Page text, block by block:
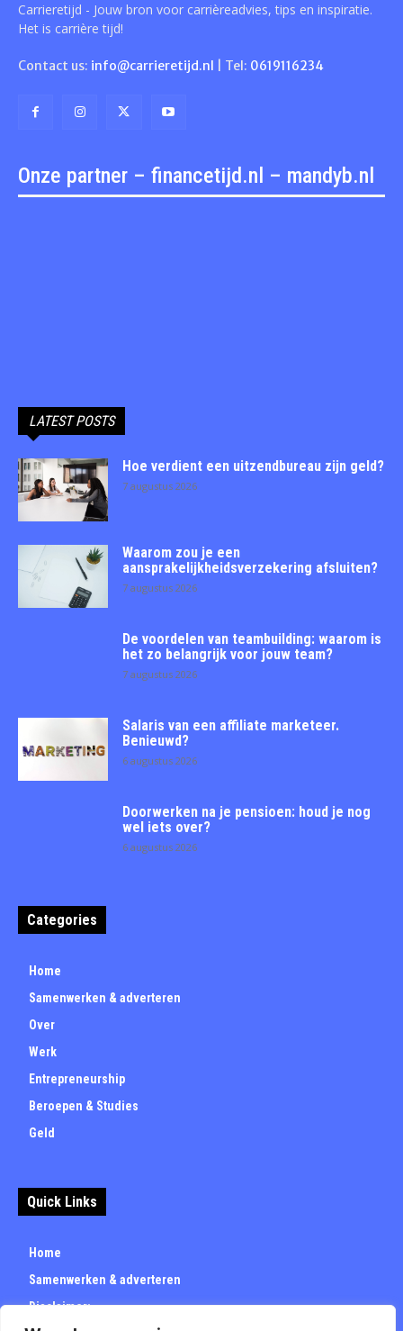
Carrieretijd - Jouw bron voor carrièreadvies, tips en inspiratie.
Het is carrière tijd!
Contact us: info@carrieretijd.nl | Tel: 0619116234
Onze partner – financetijd.nl – mandyb.nl
LATEST POSTS
Hoe verdient een uitzendbureau zijn geld?
7 augustus 2026
Waarom zou je een
aansprakelijkheidsverzekering afsluiten?
7 augustus 2026
De voordelen van teambuilding: waarom is
het zo belangrijk voor jouw team?
7 augustus 2026
Salaris van een affiliate marketeer.
Benieuwd?
6 augustus 2026
Doorwerken na je pensioen: houd je nog
wel iets over?
6 augustus 2026
Categories
Home
Samenwerken & adverteren
Over
Werk
Entrepreneurship
Beroepen & Studies
Geld
Quick Links
Home
Samenwerken & adverteren
Disclaimer: